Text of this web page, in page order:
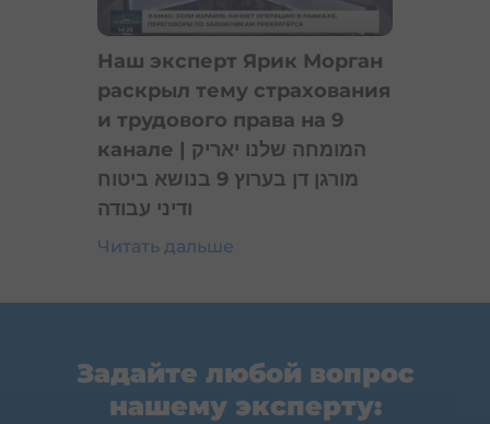
Наш эксперт Ярик Морган
раскрыл тему страхования
и трудового права на 9
канале | המומחה שלנו יאריק
מורגן דן בערוץ 9 בנושא ביטוח
ודיני עבודה
Читать дальше
Задайте любой вопрос
нашему эксперту: